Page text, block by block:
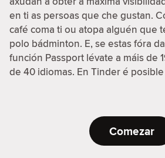
en ti as persoas que che gustan.
café coma ti ou atopa alguén que
polo bádminton. E, se estas fóra
función Passport lévate a máis de
de 40 idiomas. En Tinder é
Comezar